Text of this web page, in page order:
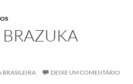
BRASILEIRA DEIXE UM COMENTÁRIO